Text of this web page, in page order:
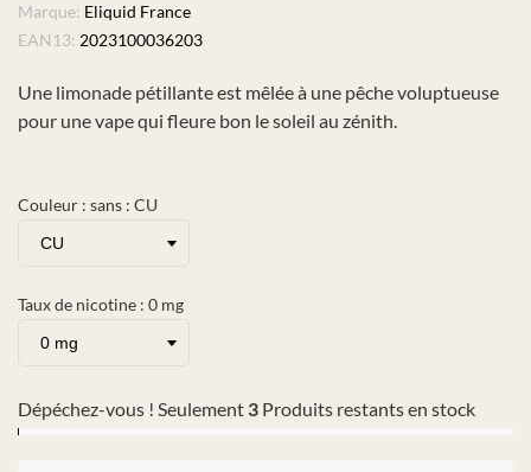
Marque: Eliquid France
EAN13: 2023100036203
Une limonade pétillante est mêlée à une pêche voluptueuse
pour une vape qui fleure bon le soleil au zénith.
Couleur : sans : CU
Taux de nicotine : 0 mg
Dépéchez-vous ! Seulement 3 Produits restants en stock